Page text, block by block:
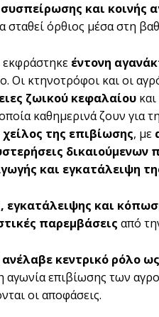
και κοινής
σταθεί όρθιος μέσα στη
εκφράστηκε έντονη
Οι κτηνοτρόφοι και οι
ζωικού κεφαλαίου
καθημερινά ζουν
της επιβίωσης, με
και εγκατάλειψη
εγκατάλειψης και
παρεμβάσεις από
κεντρικό ρόλο
αγωνία επιβίωσης των
οι αποφάσεις.